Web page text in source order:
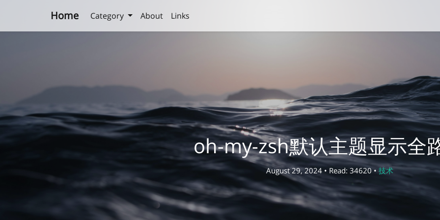
Home Category About Links
oh-my-zsh默认主题显示全
August 29, 2024 • Read: 34620 • 技术